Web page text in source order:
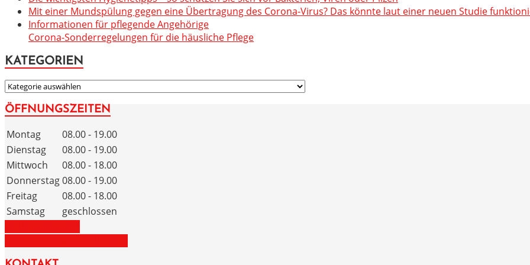
Mit einer Mundspülung gegen eine Übertragung des Corona-Virus? Das könnte laut einer neuen Studie
Informationen für pflegende Angehörige
Corona-Sonderregelungen für die häusliche Pflege
KATEGORIEN
KATEGORIEN
ÖFFNUNGSZEITEN
Montag
08.00 - 19.00
Dienstag
08.00 - 19.00
Mittwoch
08.00 - 18.00
Donnerstag08.00 - 19.00
Freitag
08.00 - 18.00
Samstag
geschlossen